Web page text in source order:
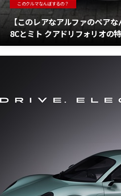
このクルマなんぼするの？
【このレアなアルファのペア
8Cとミト クアドリフォリオの
中 アルファのスーパーモデル